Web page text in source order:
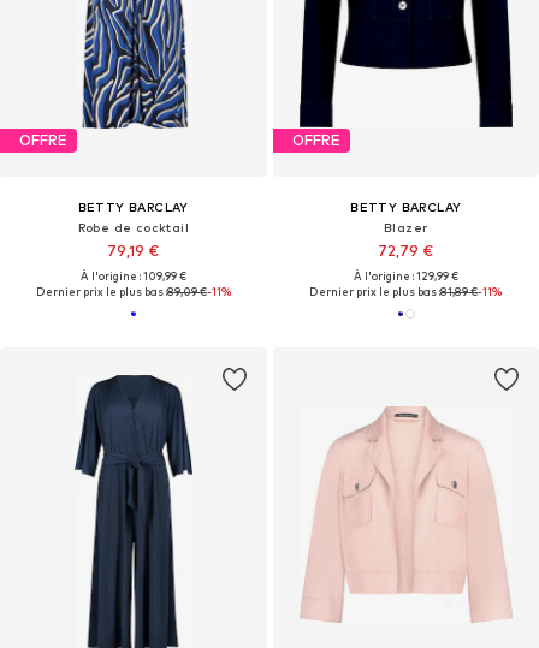
OFFRE
BETTY BARCLAY
Robe de cocktail
79,19 €
À l'origine : 109,99 €
Dernier prix le plus bas :89,09 €-11%
OFFRE
BETTY BARCLAY
Blazer
72,79 €
À l'origine : 129,99 €
Dernier prix le plus bas :81,89 €-11%